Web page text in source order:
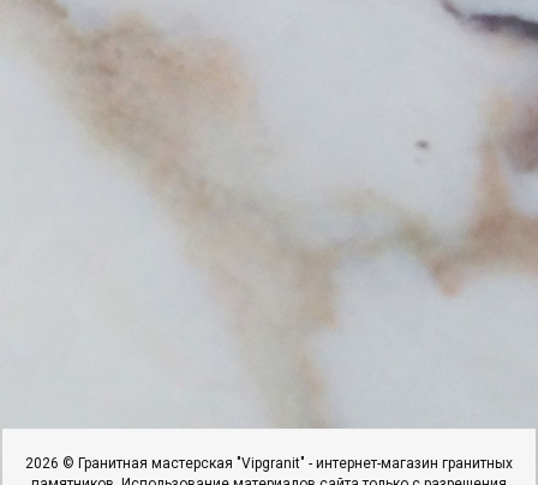
2026 © Гранитная мастерская "Vipgranit" - интернет-магазин гранитных